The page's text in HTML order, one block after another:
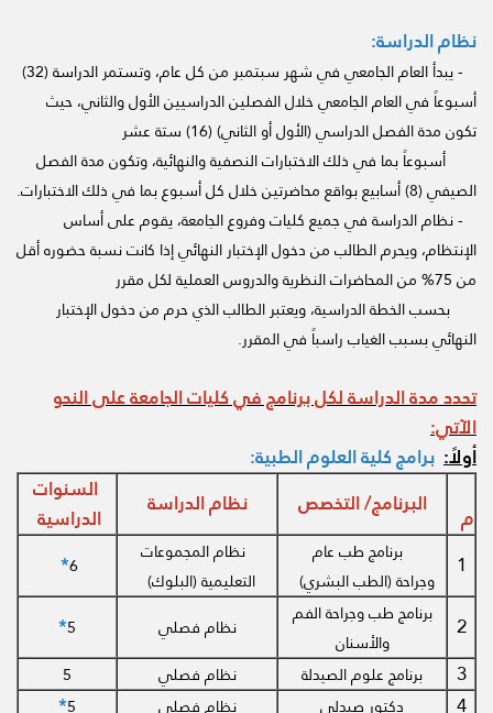
نظام الدراسة:
- يبدأ العام الجامعي في شهر سبتمبر من كل عام، وتستمر الدراسة (32)
أسبوعاً في العام الجامعي خلال الفصلين الدراسيين الأول والثاني، حيث
تكون مدة الفصل الدراسي (الأول أو الثاني) (16) ستة عشر
أسبوعاً بما في ذلك الاختبارات النصفية والنهائية، وتكون مدة الفصل
الصيفي (8) أسابيع بواقع محاضرتين خلال كل أسبوع بما في ذلك الاختبارات.
- نظام الدراسة في جميع كليات وفروع الجامعة، يقوم على أساس
الإنتظام، ويحرم الطالب من دخول الإختبار النهائي إذا كانت نسبة حضوره أقل
من 75% من المحاضرات النظرية والدروس العملية لكل مقرر
بحسب الخطة الدراسية، ويعتبر الطالب الذي حرم من دخول الإختبار
النهائي بسبب الغياب راسباً في المقرر.
تحدد مدة الدراسة لكل برنامج في كليات الجامعة على النحو
الآتي:
أولاً: برامج كلية العلوم الطبية:
م
البرنامج/ التخصص نظام الدراسة
السنوات
الدراسية
1
برنامج طب عام
وجراحة (الطب البشري)
نظام المجموعات
التعليمية (البلوك)
6
*
2
برنامج طب وجراحة الفم
والأسنان
نظام فصلي 5
*
3 برنامج علوم الصيدلة نظام فصلي 5
4 دكتور صيدلي نظام فصلي 5
*